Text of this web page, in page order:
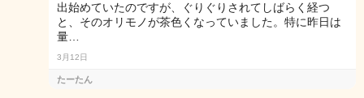
出始めていたのですが、ぐりぐりされてしばらく経つ
と、そのオリモノが茶色くなっていました。特に昨日は
量…
3月12日
たーたん